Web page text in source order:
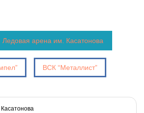
Ледовая арена им. Касатонова
ВСК “Металлист”